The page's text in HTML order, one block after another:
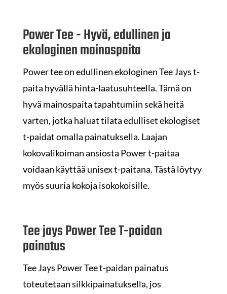
Power Tee - Hyvä, edullinen ja
ekologinen mainospaita
Power tee on edullinen ekologinen Tee Jays t-
paita hyvällä hinta-laatusuhteella. Tämä on
hyvä mainospaita tapahtumiin sekä heitä
varten, jotka haluat tilata edulliset ekologiset
t-paidat omalla painatuksella. Laajan
kokovalikoiman ansiosta Power t-paitaa
voidaan käyttää unisex t-paitana. Tästä löytyy
myös suuria kokoja isokokoisille.
Tee jays Power Tee T-paidan
painatus
Tee Jays Power Tee t-paidan painatus
toteutetaan silkkipainatuksella, jos